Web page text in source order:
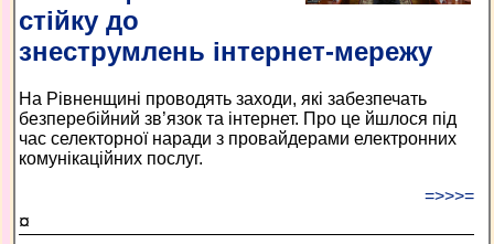
стійку до
знеструмлень інтернет-мережу
На Рівненщині проводять заходи, які забезпечать
безперебійний зв’язок та інтернет. Про це йшлося під
час селекторної наради з провайдерами електронних
комунікаційних послуг.
=>>>=
¤